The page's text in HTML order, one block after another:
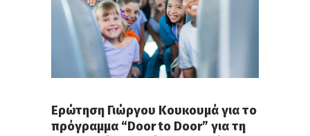
Ερώτηση Γιώργου Κουκουμά για το
πρόγραμμα “Door to Door” για τη